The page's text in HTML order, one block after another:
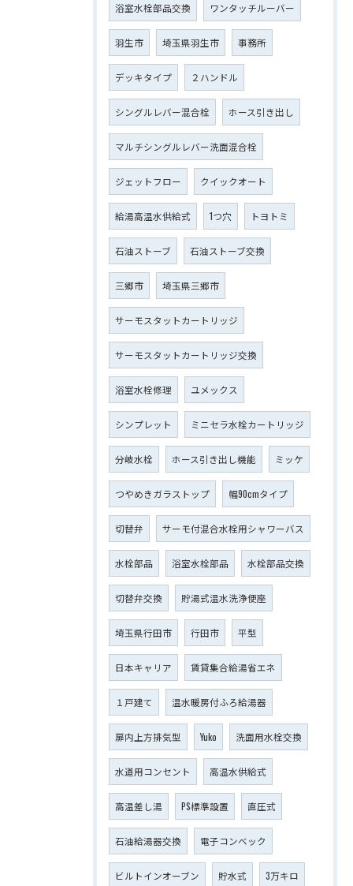
浴室水栓部品交換 ワンタッチルーバー
羽生市 埼玉県羽生市 事務所
デッキタイプ ２ハンドル
シングルレバー混合栓 ホース引き出し
マルチシングルレバー洗面混合栓
ジェットフロー クイックオート
給湯高温水供給式 1つ穴 トヨトミ
石油ストーブ 石油ストーブ交換
三郷市 埼玉県三郷市
サーモスタットカートリッジ
サーモスタットカートリッジ交換
浴室水栓修理 ユメックス
シンプレット ミニセラ水栓カートリッジ
分岐水栓 ホース引き出し機能 ミッケ
つやめきガラストップ 幅90cmタイプ
切替弁 サーモ付混合水栓用シャワーバス
水栓部品 浴室水栓部品 水栓部品交換
切替弁交換 貯湯式温水洗浄便座
埼玉県行田市 行田市 平型
日本キャリア 賃貸集合給湯省エネ
１戸建て 温水暖房付ふろ給湯器
扉内上方排気型 Yuko 洗面用水栓交換
水道用コンセント 高温水供給式
高温差し湯 PS標準設置 直圧式
石油給湯器交換 電子コンベック
ビルトインオーブン 貯水式 3万キロ